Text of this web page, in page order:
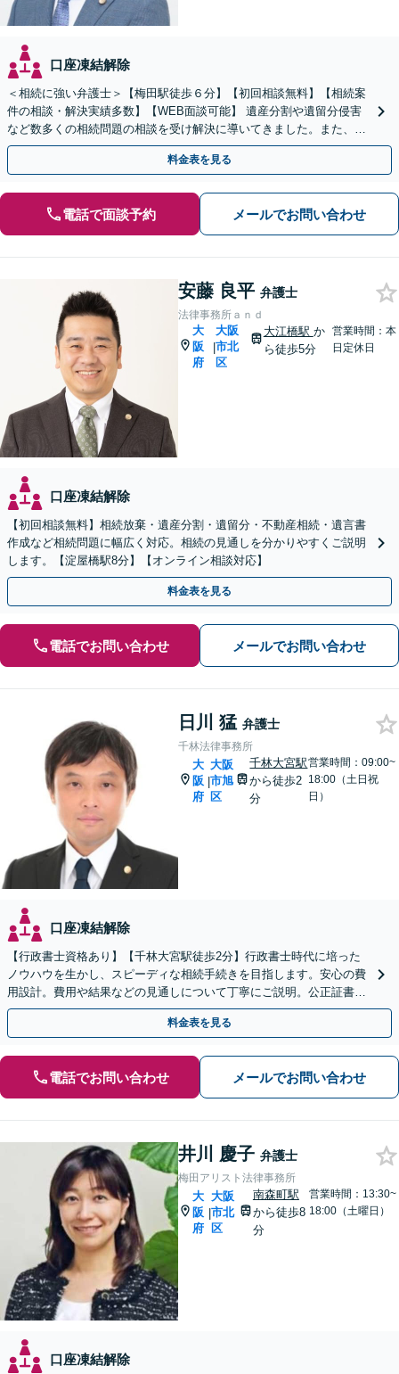
口座凍結解除
＜相続に強い弁護士＞【梅田駅徒歩６分】【初回相談無料】【相続案
件の相談・解決実績多数】【WEB面談可能】 遺産分割や遺留分侵害
など数多くの相続問題の相談を受け解決に導いてきました。また、過
去に１００件超の遺言作成のお手伝いをしました。
料金表を見る
電話で面談予約 メールでお問い合わせ
安藤 良平 弁護士
法律事務所ａｎｄ
大
阪
府
|
大阪
市北
区
大江橋駅 か
ら徒歩5分
営業時間：本
日定休日
口座凍結解除
【初回相談無料】相続放棄・遺産分割・遺留分・不動産相続・遺言書
作成など相続問題に幅広く対応。相続の見通しを分かりやすくご説明
します。【淀屋橋駅8分】【オンライン相談対応】
料金表を見る
電話でお問い合わせ メールでお問い合わせ
日川 猛 弁護士
千林法律事務所
大
阪
府
|
大阪
市旭
区
千林大宮駅
から徒歩2
分
営業時間：09:00~
18:00（土日祝
日）
口座凍結解除
【行政書士資格あり】【千林大宮駅徒歩2分】行政書士時代に培った
ノウハウを生かし、スピーディな相続手続きを目指します。安心の費
用設計。費用や結果などの見通しについて丁寧にご説明。公正証書遺
言や遺言執行人にも対応。【初回相談無料】【当日相談可】
料金表を見る
電話でお問い合わせ メールでお問い合わせ
井川 慶子 弁護士
梅田アリスト法律事務所
大
阪
府
|
大阪
市北
区
南森町駅
から徒歩8
分
営業時間：13:30~
18:00（土曜日）
口座凍結解除